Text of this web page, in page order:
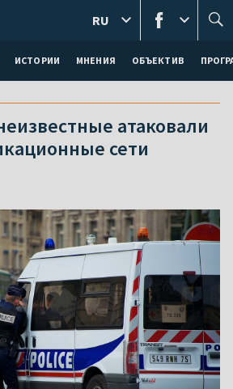
ИСТОРИИ МНЕНИЯ ОБЪЕКТИВ
RU
атаковали
сети